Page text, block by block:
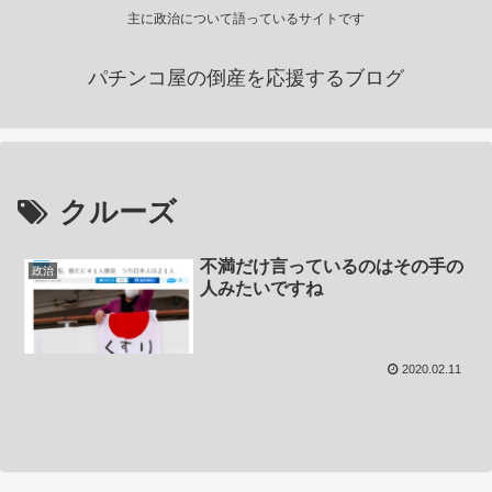
主に政治について語っているサイトです
パチンコ屋の倒産を応援するブログ
クルーズ
政治
不満だけ言っているのはその手の
人みたいですね
2020.02.11